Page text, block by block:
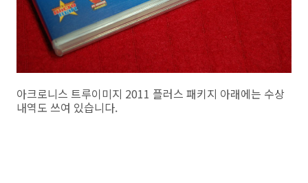
아크로니스 트루이미지 2011 플러스 패키지 아래에는 수상
내역도 쓰여 있습니다.